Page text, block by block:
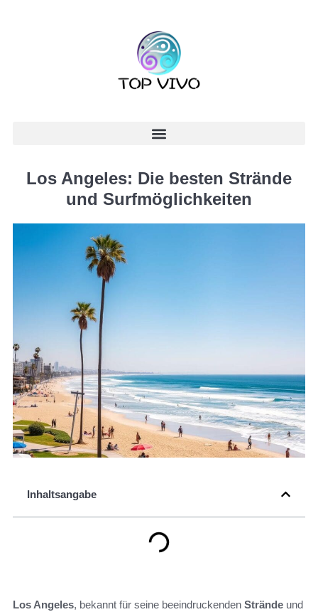
Los Angeles: Die besten Strände
und Surfmöglichkeiten
Inhaltsangabe
Los Angeles, bekannt für seine beeindruckenden Strände und